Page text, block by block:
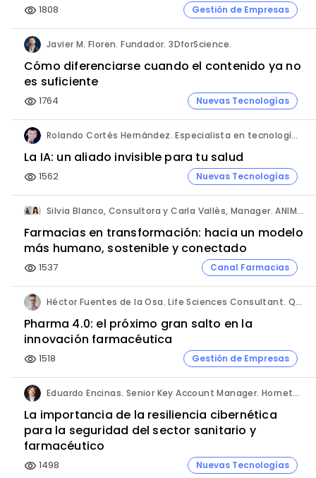
visibility 1808 Gestión de Empresas
Javier M. Floren. Fundador. 3DforScience.
Cómo diferenciarse cuando el contenido ya no
es suficiente
visibility 1764 Nuevas Tecnologías
Rolando Cortés Hernández. Especialista en tecnología e inteligencia artificial. Director Comercial. AQUÍ tu Remodelación.
La IA: un aliado invisible para tu salud
visibility 1562 Nuevas Tecnologías
Silvia Blanco, Consultora y Carla Vallès, Manager. ANIMA.
Farmacias en transformación: hacia un modelo
más humano, sostenible y conectado
visibility 1537 Canal Farmacias
Héctor Fuentes de la Osa. Life Sciences Consultant. QbD Group.
Pharma 4.0: el próximo gran salto en la
innovación farmacéutica
visibility 1518 Gestión de Empresas
Eduardo Encinas. Senior Key Account Manager. Hornetsecurity en Iberia.
La importancia de la resiliencia cibernética
para la seguridad del sector sanitario y
farmacéutico
visibility 1498 Nuevas Tecnologías